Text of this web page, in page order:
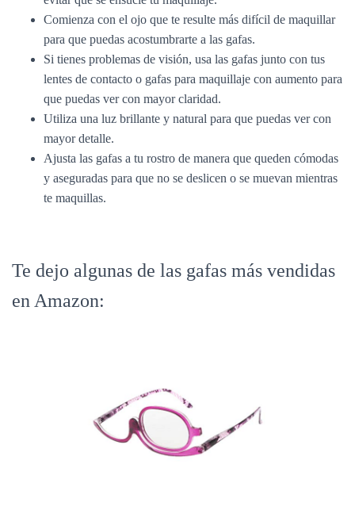
Comienza con el ojo que te resulte más difícil de maquillar
para que puedas acostumbrarte a las gafas.
Si tienes problemas de visión, usa las gafas junto con tus
lentes de contacto o gafas para maquillaje con aumento para
que puedas ver con mayor claridad.
Utiliza una luz brillante y natural para que puedas ver con
mayor detalle.
Ajusta las gafas a tu rostro de manera que queden cómodas
y aseguradas para que no se deslicen o se muevan mientras
te maquillas.
Te dejo algunas de las gafas más vendidas
en Amazon: